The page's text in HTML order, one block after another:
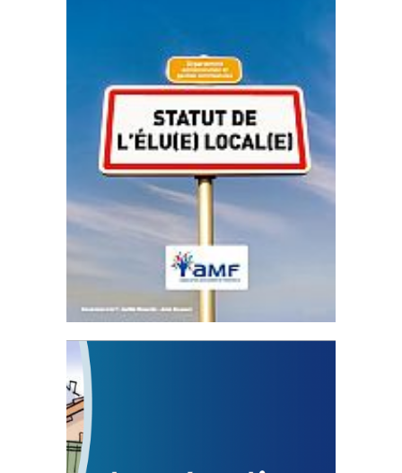
Statut de l’élu local
3 avril 2024
Mise à jour avril 2024
FEUILLETER